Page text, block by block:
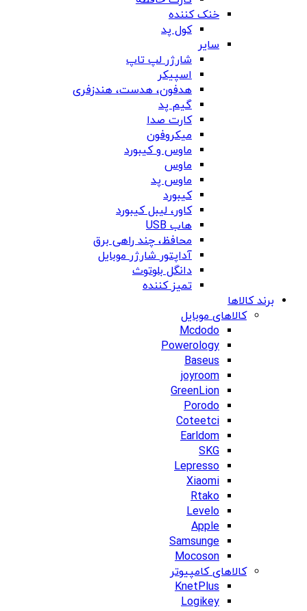
خنک کننده
کول پد
سایر
شارژر لپ تاپ
اسپیکر
هدفون، هدست، هندزفری
گیم پد
کارت صدا
میکروفون
ماوس و کیبورد
ماوس
ماوس پد
کیبورد
کاور، لیبل کیبورد
هاب USB
محافظ، چند راهی برق
آداپتور شارژر موبایل
دانگل بلوتوث
تمیز کننده
برند کالاها
کالاهای موبایل
Mcdodo
Powerology
Baseus
joyroom
GreenLion
Porodo
Coteetci
Earldom
SKG
Lepresso
Xiaomi
Rtako
Levelo
Apple
Samsunge
Mocoson
کالاهای کامپیوتر
KnetPlus
Logikey